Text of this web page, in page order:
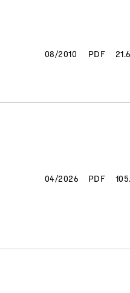
08/2010 PDF
04/2026 PDF